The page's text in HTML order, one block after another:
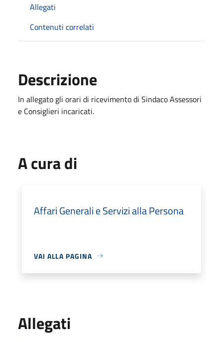
Allegati
Contenuti correlati
Descrizione
In allegato gli orari di ricevimento di Sindaco Assessori
e Consiglieri incaricati.
A cura di
Affari Generali e Servizi alla Persona
VAI ALLA PAGINA
Allegati